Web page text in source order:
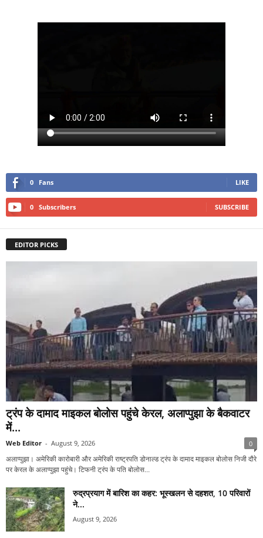
0 Fans LIKE
0 Subscribers SUBSCRIBE
EDITOR PICKS
ट्रंप के दामाद माइकल बोलोस पहुंचे केरल, अलाप्पुझा के बैकवाटर
में...
Web Editor - August 9, 2026 0
अलाप्पुझा। अमेरिकी कारोबारी और अमेरिकी राष्ट्रपति डोनाल्ड ट्रंप के दामाद माइकल बोलोस निजी दौरे
पर केरल के अलाप्पुझा पहुंचे। टिफनी ट्रंप के पति बोलोस...
रुद्रप्रयाग में बारिश का कहर: भूस्खलन से दहशत, 10 परिवारों
ने...
August 9, 2026